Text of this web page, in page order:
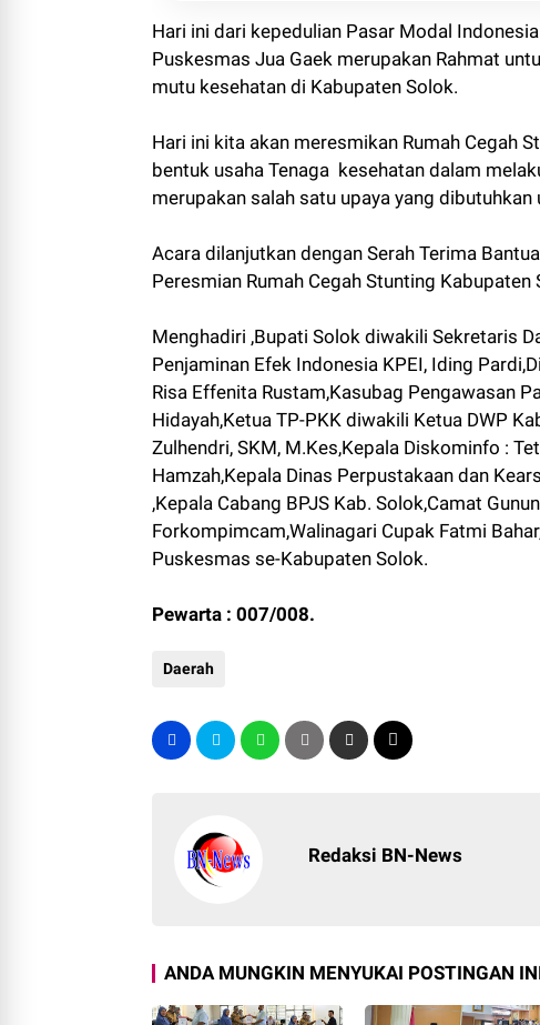
Hari ini dari kepedulian Pasar Modal
Puskesmas Jua Gaek merupakan Rahmat
mutu kesehatan di Kabupaten Solok.
Hari ini kita akan meresmikan Rumah Cegah
bentuk usaha Tenaga kesehatan dalam
merupakan salah satu upaya yang
Acara dilanjutkan dengan Serah Terima
Peresmian Rumah Cegah Stunting Kabupaten
Menghadiri ,Bupati Solok diwakili Sekretaris
Penjaminan Efek Indonesia KPEI, Iding
Risa Effenita Rustam,Kasubag Pengawasan
Hidayah,Ketua TP-PKK diwakili Ketua DWP
Zulhendri, SKM, M.Kes,Kepala Diskominfo :
Hamzah,Kepala Dinas Perpustakaan dan
,Kepala Cabang BPJS Kab. Solok,Camat
Forkompimcam,Walinagari Cupak Fatmi
Puskesmas se-Kabupaten Solok.
Pewarta : 007/008.
Daerah
Redaksi BN-News
ANDA MUNGKIN MENYUKAI POSTINGAN